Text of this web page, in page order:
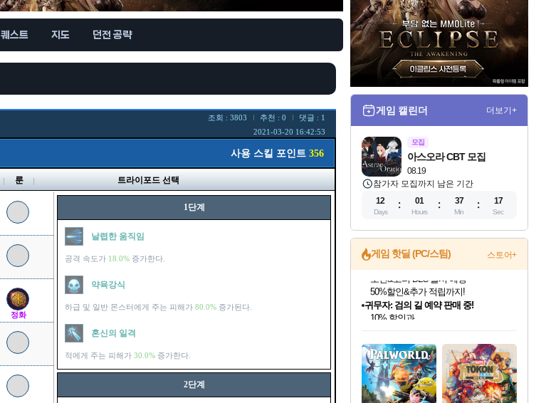
퀘스트 지도 던전 공략
조회 : 3803 추천 : 0
댓글 : 1
2021-03-20 16:42:53
사용 스킬 포인트 356
룬 트라이포드 선택
정화
1단계
날렵한 움직임
공격 속도가 18.0% 증가한다.
약육강식
하급 및 일반 몬스터에게 주는 피해가 80.0% 증가된다.
혼신의 일격
적에게 주는 피해가 30.0% 증가한다.
2단계
게임 캘린더 더보기+
모집
08.19
아스오라 CBT 모집
참가자 모집까지 남은 기간
12
Days
01
Hours
37
Min
16
Sec
게임 핫딜 (PC/스팀) 스토어+
최대 90% 할인가를 만나보세요!
네이버혜택과 함께 만나보세요!
50%할인&추가 적립까지!
귀무자: 검의 길 예약 판매 중!
10% 할인과
이니&베니 혜택까지!
네이버 혜택가와 함께 예약하세요!
할인&네이버혜택으로 만나보세요!
네이버페이 혜택과 만나보세요!
40주년 프로모션으로 만나보세요!
네이버 포인트 혜택까지!
할인가에 만나보세요!
일부 에디션 상시 할인!
혜택으로 예약 판매 중
편안하게 충전하세요